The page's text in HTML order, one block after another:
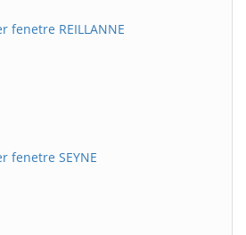
fenetre REILLANNE
fenetre SEYNE